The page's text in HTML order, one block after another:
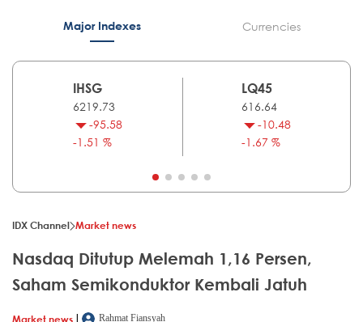
Major Indexes Currencies
IHSG
6219.73
-95.58
-1.51 %
LQ45
616.64
-10.48
-1.67 %
IDX Channel Market news
Nasdaq Ditutup Melemah 1,16 Persen,
Saham Semikonduktor Kembali Jatuh
Market news |
Rahmat Fiansyah